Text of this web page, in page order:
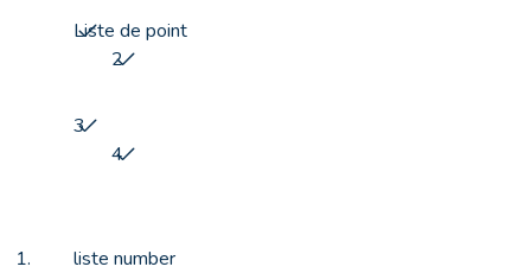
Liste de point
2
3
4
liste number